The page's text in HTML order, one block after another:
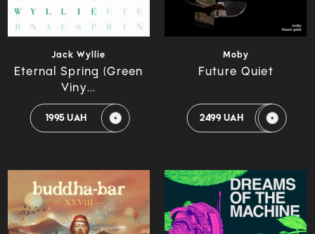
Jack Wyllie
Eternal Spring (Green
Viny...
1995 UAH
Moby
Future Quiet
2499 UAH